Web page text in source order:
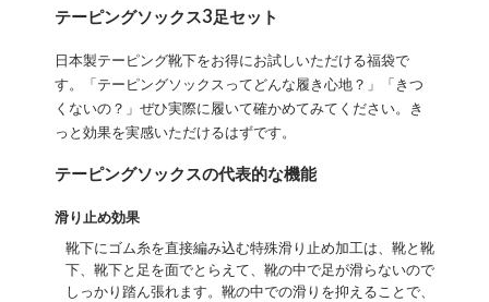
テーピングソックス3足セット
日本製テーピング靴下をお得にお試しいただける福袋で
す。「テーピングソックスってどんな履き心地？」「きつ
くないの？」ぜひ実際に履いて確かめてみてください。き
っと効果を実感いただけるはずです。
テーピングソックスの代表的な機能
滑り止め効果
靴下にゴム糸を直接編み込む特殊滑り止め加工は、靴と靴
下、靴下と足を面でとらえて、靴の中で足が滑らないので
しっかり踏ん張れます。靴の中での滑りを抑えることで、